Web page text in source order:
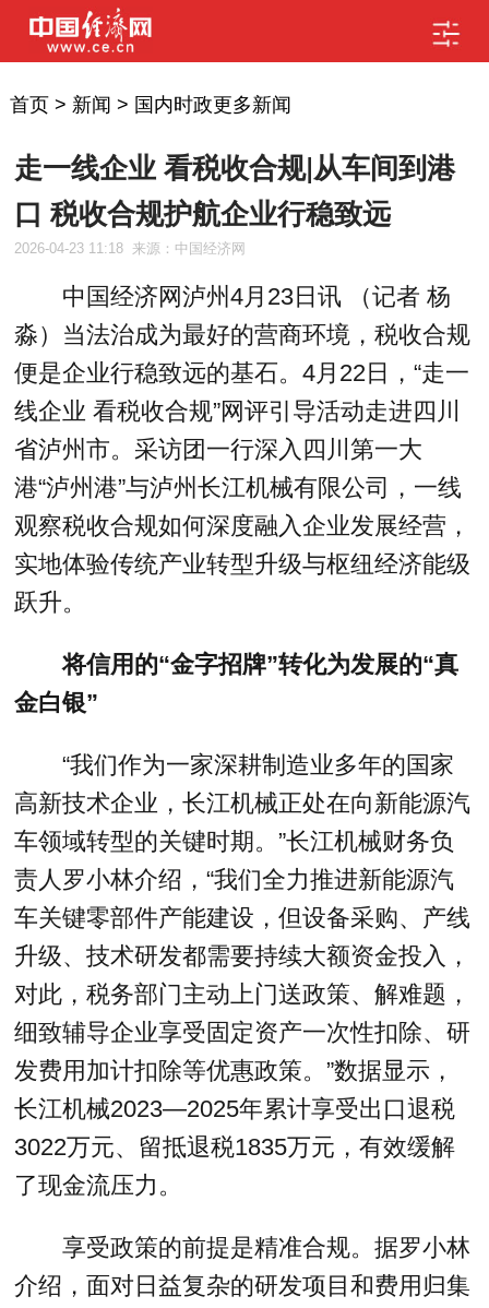
首页> 新闻 > 国内时政更多新闻
走一线企业 看税收合规|从车间到港
口 税收合规护航企业行稳致远
2026-04-23 11:18 来源：中国经济网
中国经济网泸州4月23日讯 （记者 杨
淼）当法治成为最好的营商环境，税收合规
便是企业行稳致远的基石。4月22日，“走一
线企业 看税收合规”网评引导活动走进四川
省泸州市。采访团一行深入四川第一大
港“泸州港”与泸州长江机械有限公司，一线
观察税收合规如何深度融入企业发展经营，
实地体验传统产业转型升级与枢纽经济能级
跃升。
将信用的“金字招牌”转化为发展的“真
金白银”
“我们作为一家深耕制造业多年的国家
高新技术企业，长江机械正处在向新能源汽
车领域转型的关键时期。”长江机械财务负
责人罗小林介绍，“我们全力推进新能源汽
车关键零部件产能建设，但设备采购、产线
升级、技术研发都需要持续大额资金投入，
对此，税务部门主动上门送政策、解难题，
细致辅导企业享受固定资产一次性扣除、研
发费用加计扣除等优惠政策。”数据显示，
长江机械2023—2025年累计享受出口退税
3022万元、留抵退税1835万元，有效缓解
了现金流压力。
享受政策的前提是精准合规。据罗小林
介绍，面对日益复杂的研发项目和费用归集